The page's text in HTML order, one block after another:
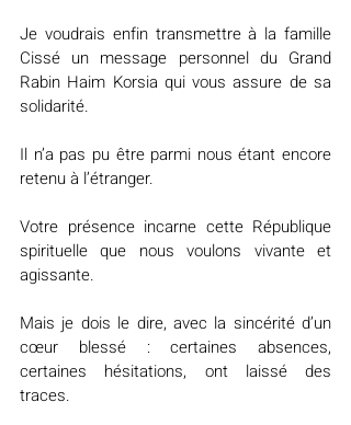
Je voudrais enfin transmettre à la famille
Cissé un message personnel du Grand
Rabin Haim Korsia qui vous assure de sa
solidarité.
Il n’a pas pu être parmi nous étant encore
retenu à l’étranger.
Votre présence incarne cette République
spirituelle que nous voulons vivante et
agissante.
Mais je dois le dire, avec la sincérité d’un
cœur blessé : certaines absences,
certaines hésitations, ont laissé des
traces.